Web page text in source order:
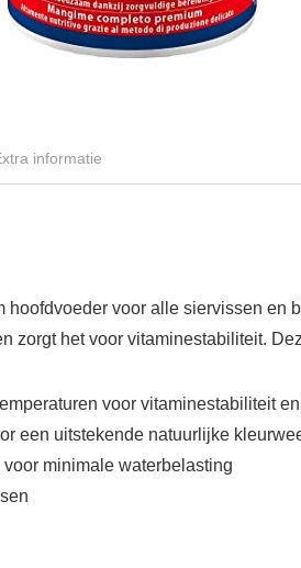
informatie
hoofdvoeder voor alle siervissen en
zorgt het voor vitaminestabiliteit.
voor vitaminestabiliteit
een uitstekende natuurlijke
minimale waterbelasting